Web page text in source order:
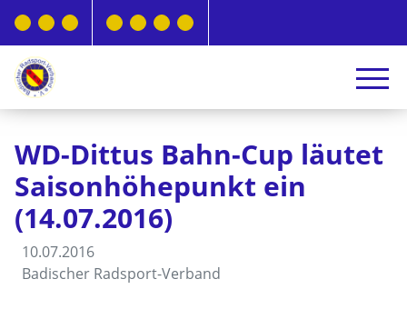
WD-Dittus Bahn-Cup läutet
Saisonhöhepunkt ein
(14.07.2016)
10.07.2016
Badischer Radsport-Verband